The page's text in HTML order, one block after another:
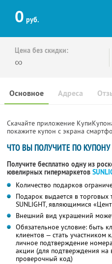
0 руб.
Цена без скидки:
∞
Основное Адреса
Скачайте приложение
покажите купон с экрана
ЧТО ВЫ ПОЛУЧИТЕ ПО КУПОНУ
Получите бесплатно одну из
ювелирных гипермаркетов
Количество подарков
Подарок выдается в торговых
SUNLIGHT, являющимися
Внешний вид украшений
Обязательное условие: быть
клиентов — стать участником
личное подтверждение
акции (для подтверждения
проверочный код)